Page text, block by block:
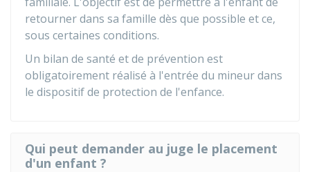
retourner dans sa famille dès que possible et ce,
sous certaines conditions.
Un bilan de santé et de prévention est
obligatoirement réalisé à l'entrée du mineur dans
le dispositif de protection de l'enfance.
Qui peut demander au juge le placement
d'un enfant ?